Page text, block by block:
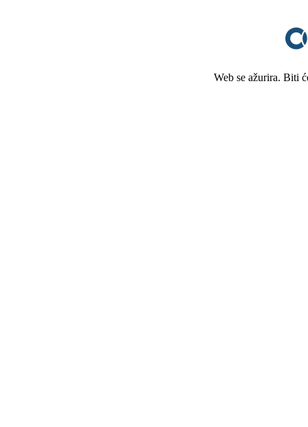
Web se ažurira. Biti